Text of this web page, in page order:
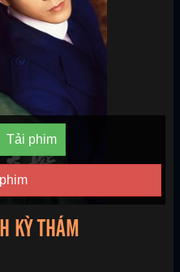
Tải phim
KỲ THÁM